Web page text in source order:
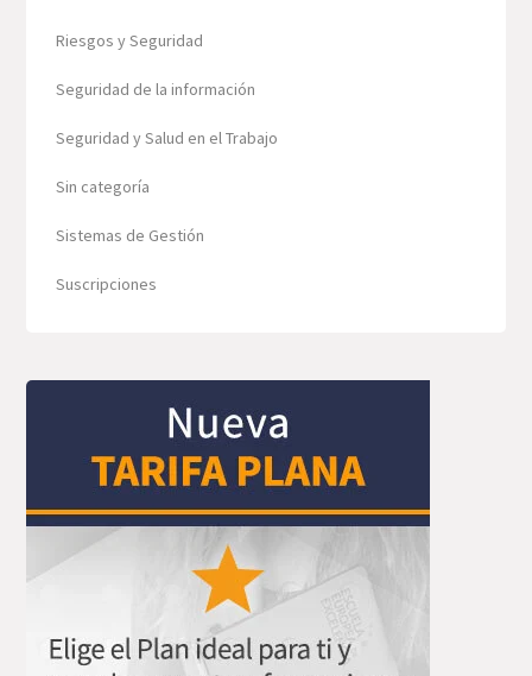
Riesgos y Seguridad
Seguridad de la información
Seguridad y Salud en el Trabajo
Sin categoría
Sistemas de Gestión
Suscripciones